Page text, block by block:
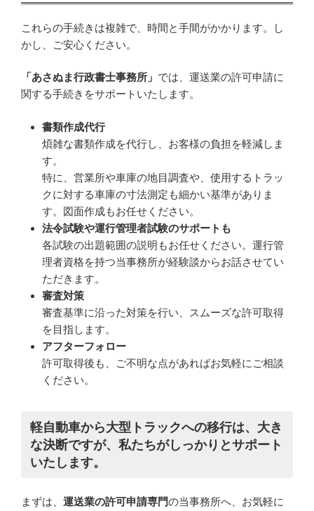
これらの手続きは複雑で、時間と手間がかかります。し
かし、ご安心ください。
「あさぬま行政書士事務所」 では、運送業の許可申請に
関する手続きをサポートいたします。
書類作成代行
煩雑な書類作成を代行し、お客様の負担を軽減しま
す。
特に、営業所や車庫の地目調査や、使用するトラッ
クに対する車庫の寸法測定も細かい基準がありま
す。図面作成もお任せください。
法令試験や運行管理者試験のサポートも
各試験の出題範囲の説明もお任せください。運行管
理者資格を持つ当事務所が経験談からお話させてい
ただきます。
審査対策
審査基準に沿った対策を行い、スムーズな許可取得
を目指します。
アフターフォロー
許可取得後も、ご不明な点があればお気軽にご相談
ください。
軽自動車から大型トラックへの移行は、大き
な決断ですが、私たちがしっかりとサポート
いたします。
まずは、 運送業の許可申請専門の当事務所へ、お気軽に